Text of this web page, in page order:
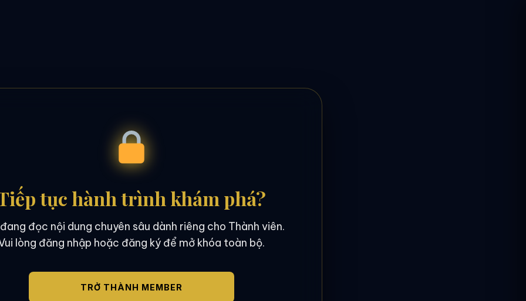
tục hành trình khám phá?
đọc nội dung chuyên sâu dành riêng cho Thành viên.
lòng đăng nhập hoặc đăng ký để mở khóa toàn bộ.
TRỞ THÀNH MEMBER